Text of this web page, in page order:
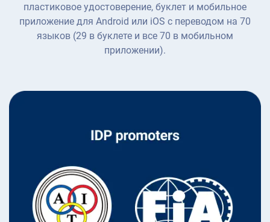
пластиковое удостоверение, буклет и мобильное
приложение для Android или iOS с переводом на 70
языков (29 в буклете и все 70 в мобильном
приложении).